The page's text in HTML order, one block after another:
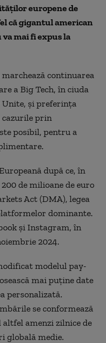
europene de
că gigantul american
mai fi expus la
continuarea
a Big Tech, în ciuda
şi preferinţa
cazurile prin
posibil, pentru a
după ce, în
de milioane de euro
Act (DMA), legea
dominante.
şi Instagram, în
2024.
modelul pay-
mai puţine date
personalizată.
se conformează
amenzi zilnice de
globală medie.